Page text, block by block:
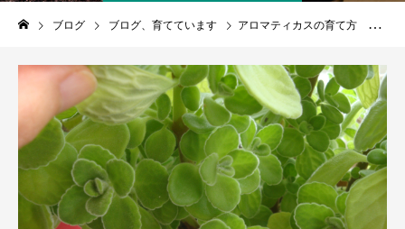
ブログ ブログ、育てています アロマティカスの育て方 ２０１５年〜２０２１年